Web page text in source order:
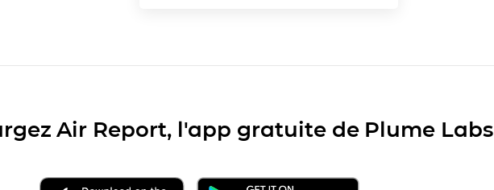
Air Report, l'app gratuite de Plume Labs